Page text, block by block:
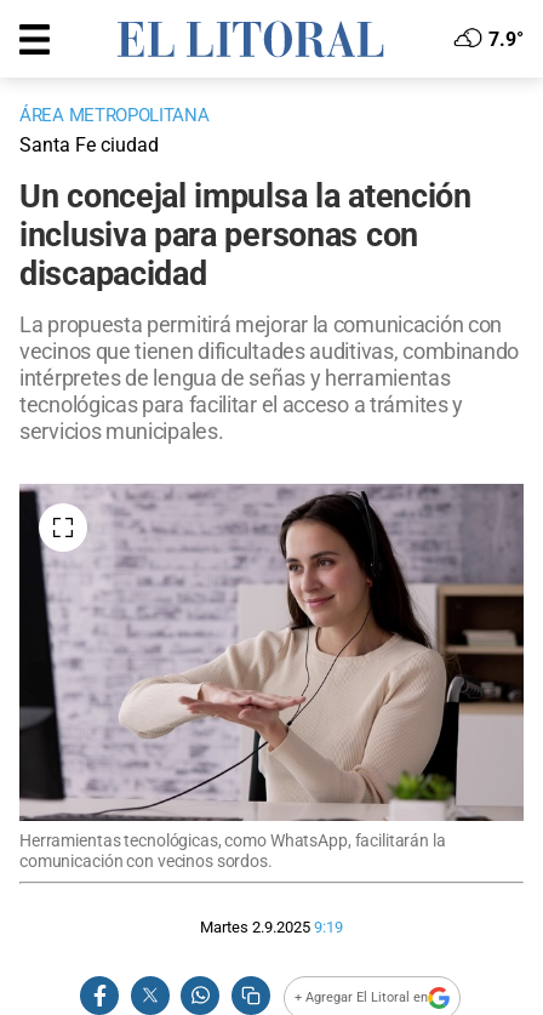
7.9°
ÁREA METROPOLITANA
Santa Fe ciudad
Un concejal impulsa la atención
inclusiva para personas con
discapacidad
La propuesta permitirá mejorar la comunicación con
vecinos que tienen dificultades auditivas, combinando
intérpretes de lengua de señas y herramientas
tecnológicas para facilitar el acceso a trámites y
servicios municipales.
Herramientas tecnológicas, como WhatsApp, facilitarán la
comunicación con vecinos sordos.
Martes 2.9.2025 9:19
+ Agregar El Litoral en